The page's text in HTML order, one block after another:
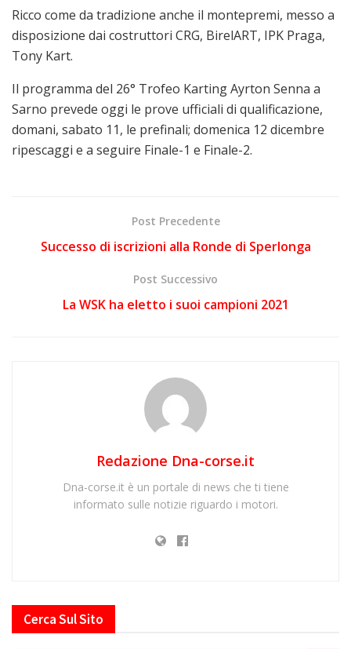
Ricco come da tradizione anche il montepremi, messo a
disposizione dai costruttori CRG, BirelART, IPK Praga,
Tony Kart.
Il programma del 26° Trofeo Karting Ayrton Senna a
Sarno prevede oggi le prove ufficiali di qualificazione,
domani, sabato 11, le prefinali; domenica 12 dicembre
ripescaggi e a seguire Finale-1 e Finale-2.
Post Precedente
Successo di iscrizioni alla Ronde di Sperlonga
Post Successivo
La WSK ha eletto i suoi campioni 2021
Redazione Dna-corse.it
Dna-corse.it è un portale di news che ti tiene
informato sulle notizie riguardo i motori.
Cerca Sul Sito